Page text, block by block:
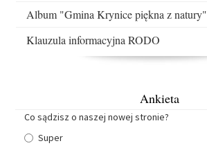
Album "Gmina Krynice piękna z natury"
Klauzula informacyjna RODO
Ankieta
Co sądzisz o naszej nowej stronie?
Super